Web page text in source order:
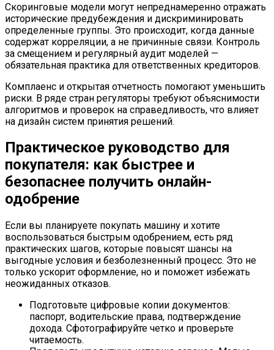
Скоринговые модели могут непреднамеренно отражать
исторические предубеждения и дискриминировать
определенные группы. Это происходит, когда данные
содержат корреляции, а не причинные связи. Контроль
за смещением и регулярный аудит моделей —
обязательная практика для ответственных кредиторов.
Комплаенс и открытая отчетность помогают уменьшить
риски. В ряде стран регуляторы требуют объяснимости
алгоритмов и проверок на справедливость, что влияет
на дизайн систем принятия решений.
Практическое руководство для
покупателя: как быстрее и
безопаснее получить онлайн-
одобрение
Если вы планируете покупать машину и хотите
воспользоваться быстрым одобрением, есть ряд
практических шагов, которые повысят шансы на
выгодные условия и безболезненный процесс. Это не
только ускорит оформление, но и поможет избежать
неожиданных отказов.
Подготовьте цифровые копии документов:
паспорт, водительские права, подтверждение
дохода. Сфотографируйте четко и проверьте
читаемость.